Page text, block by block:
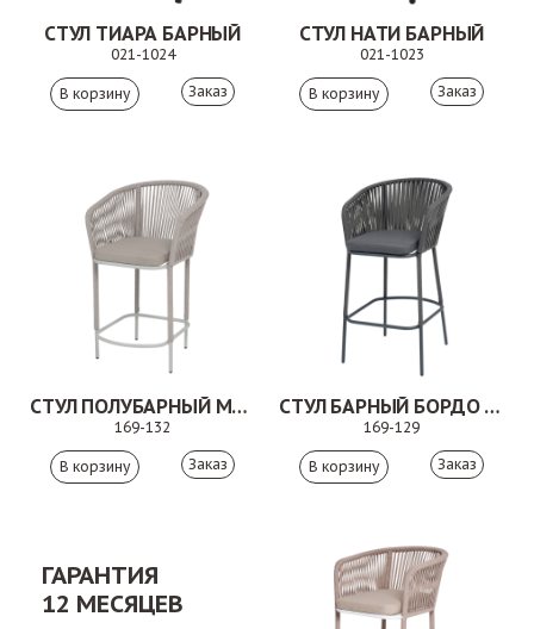
СТУЛ ТИАРА БАРНЫЙ
021-1024
Заказ
СТУЛ НАТИ БАРНЫЙ
021-1023
Заказ
СТУЛ ПОЛУБАРНЫЙ МАРСЕЛЬ БЕЖЕВЫЙ
169-132
Заказ
СТУЛ БАРНЫЙ БОРДО СЕРЫЙ/ТЕМНО-СЕРЫЙ
169-129
Заказ
ГАРАНТИЯ
12 МЕСЯЦЕВ